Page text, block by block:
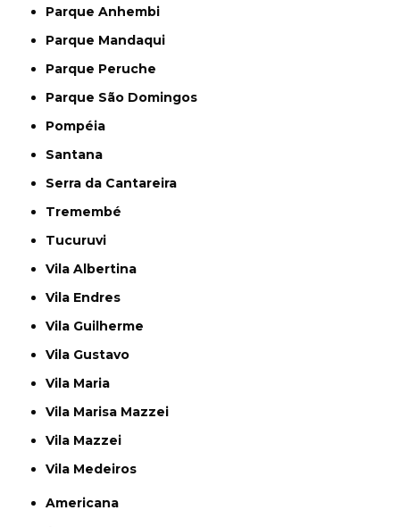
Parque Anhembi
Parque Mandaqui
Parque Peruche
Parque São Domingos
Pompéia
Santana
Serra da Cantareira
Tremembé
Tucuruvi
Vila Albertina
Vila Endres
Vila Guilherme
Vila Gustavo
Vila Maria
Vila Marisa Mazzei
Vila Mazzei
Vila Medeiros
Americana